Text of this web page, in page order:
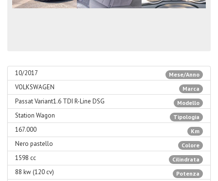
Mese/Anno
10/2017
Marca
VOLKSWAGEN
Modello
Passat Variant1.6 TDI R-Line DSG
Tipologia
Station Wagon
Km
167.000
Colore
Nero pastello
Cilindrata
1598 cc
Potenza
88 kw (120 cv)